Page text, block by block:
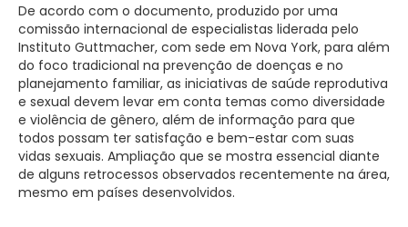
De acordo com o documento, produzido por uma
comissão internacional de especialistas liderada pelo
Instituto Guttmacher, com sede em Nova York, para além
do foco tradicional na prevenção de doenças e no
planejamento familiar, as iniciativas de saúde reprodutiva
e sexual devem levar em conta temas como diversidade
e violência de gênero, além de informação para que
todos possam ter satisfação e bem-estar com suas
vidas sexuais. Ampliação que se mostra essencial diante
de alguns retrocessos observados recentemente na área,
mesmo em países desenvolvidos.